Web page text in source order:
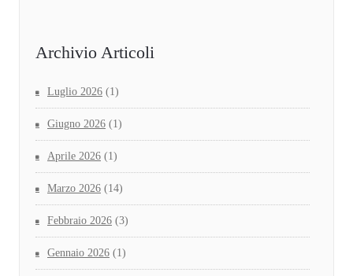
Archivio Articoli
Luglio 2026 (1)
Giugno 2026 (1)
Aprile 2026 (1)
Marzo 2026 (14)
Febbraio 2026 (3)
Gennaio 2026 (1)